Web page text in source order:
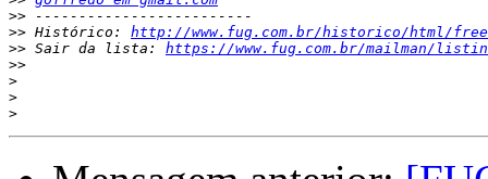
>>
>> Histórico: http://www.fug.com.br/historico/html/
>> Sair da lista: https://www.fug.com.br/mailman/
>>
>
>
>